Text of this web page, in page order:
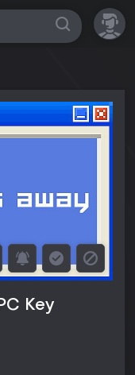
Key